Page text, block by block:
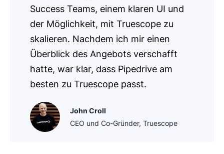
Success Teams, einem klaren UI und
der Möglichkeit, mit Truescope zu
skalieren. Nachdem ich mir einen
Überblick des Angebots verschafft
hatte, war klar, dass Pipedrive am
besten zu Truescope passt.
John Croll
CEO und Co-Gründer, Truescope